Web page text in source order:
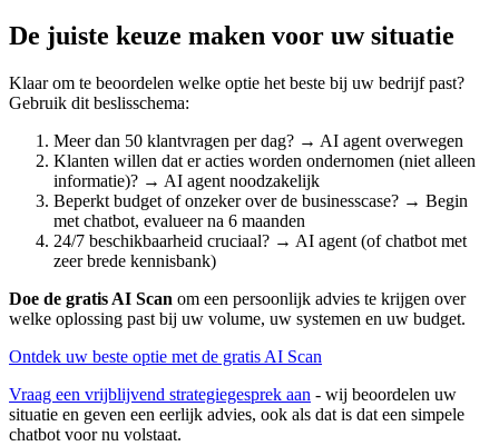
De juiste keuze maken voor uw situatie
Klaar om te beoordelen welke optie het beste bij uw bedrijf past?
Gebruik dit beslisschema:
Meer dan 50 klantvragen per dag? → AI agent overwegen
Klanten willen dat er acties worden ondernomen (niet alleen
informatie)? → AI agent noodzakelijk
Beperkt budget of onzeker over de businesscase? → Begin
met chatbot, evalueer na 6 maanden
24/7 beschikbaarheid cruciaal? → AI agent (of chatbot met
zeer brede kennisbank)
Doe de gratis AI Scan om een persoonlijk advies te krijgen over
welke oplossing past bij uw volume, uw systemen en uw budget.
Ontdek uw beste optie met de gratis AI Scan
Vraag een vrijblijvend strategiegesprek aan - wij beoordelen uw
situatie en geven een eerlijk advies, ook als dat is dat een simpele
chatbot voor nu volstaat.